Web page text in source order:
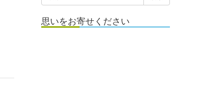
索:
思いをお寄せください